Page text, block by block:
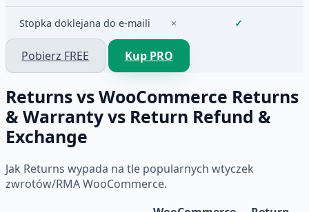
Stopka doklejana do e-maili × ✓
Pobierz FREE Kup PRO
Returns vs WooCommerce Returns
& Warranty vs Return Refund &
Exchange
Jak Returns wypada na tle popularnych wtyczek
zwrotów/RMA WooCommerce.